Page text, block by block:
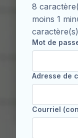
8
moins 1
Mot de
Adresse de
Courriel